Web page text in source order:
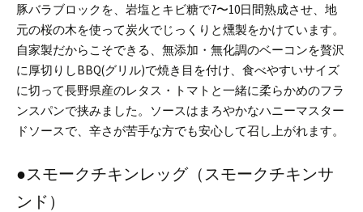
豚バラブロックを、岩塩とキビ糖で7〜10日間熟成させ、地
元の桜の木を使って炭火でじっくりと燻製をかけています。
自家製だからこそできる、無添加・無化調のベーコンを贅沢
に厚切りしBBQ(グリル)で焼き目を付け、食べやすいサイズ
に切って長野県産のレタス・トマトと一緒に柔らかめのフラ
ンスパンで挟みました。ソースはまろやかなハニーマスター
ドソースで、辛さが苦手な方でも安心して召し上がれます。
●スモークチキンレッグ（スモークチキンサ
ンド）